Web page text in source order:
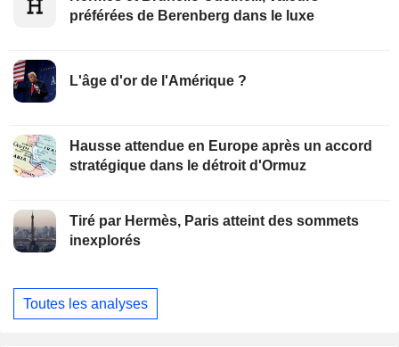
préférées de Berenberg dans le luxe
L'âge d'or de l'Amérique ?
Hausse attendue en Europe après un accord
stratégique dans le détroit d'Ormuz
Tiré par Hermès, Paris atteint des sommets
inexplorés
Toutes les analyses